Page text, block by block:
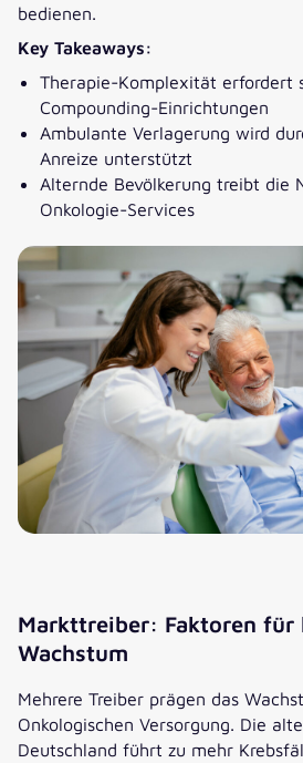
bedienen.
Key Takeaways:
Therapie-Komplexität erfordert
Compounding-Einrichtungen
Ambulante Verlagerung wird
Anreize unterstützt
Alternde Bevölkerung treibt die
Onkologie-Services
Markttreiber: Faktoren für
Wachstum
Mehrere Treiber prägen das
Onkologischen Versorgung. Die
Deutschland führt zu mehr